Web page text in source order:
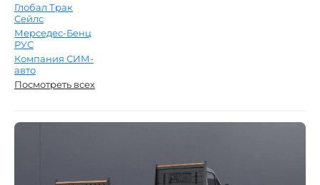
Глобал Трак
Сейлс
Мерседес-Бенц
РУС
Компания СИМ-
авто
Посмотреть всех